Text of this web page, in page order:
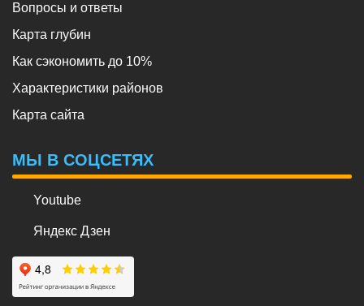
Вопросы и ответы
Карта глубин
Как сэкономить до 10%
Характеристики районов
Карта сайта
МЫ В СОЦСЕТЯХ
Youtube
Яндекс Дзен